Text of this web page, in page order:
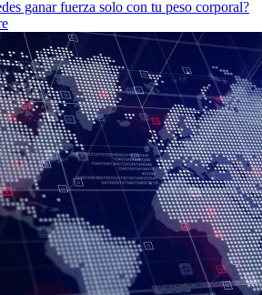
ganar fuerza solo con tu peso corporal?